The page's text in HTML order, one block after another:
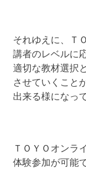
それゆえに、Ｔ
講者のレベルに
適切な教材選択
させていくこと
出来る様になっ
ＴＯＹＯオンラ
体験参加が可能